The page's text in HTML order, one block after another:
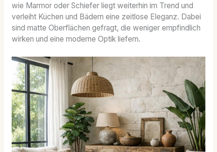
wie Marmor oder Schiefer liegt weiterhin im Trend und
verleiht Küchen und Bädern eine zeitlose Eleganz. Dabei
sind matte Oberflächen gefragt, die weniger empfindlich
wirken und eine moderne Optik liefern.